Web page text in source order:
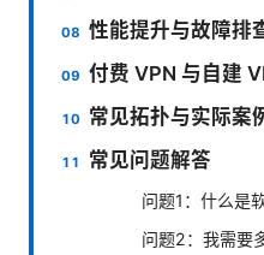
性能提升与故障排
付费 VPN 与自建
常见拓扑与实际案
常见问题解答
问题1：什么是
问题2：我需要